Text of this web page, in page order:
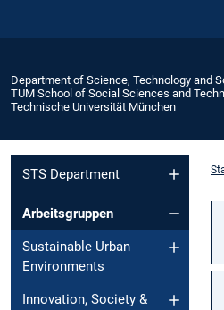
Department of Science, Technology and
TUM School of Social Sciences and
Technische Universität München
STS Department
Arbeitsgruppen
Sustainable Urban
Environments
Innovation, Society &